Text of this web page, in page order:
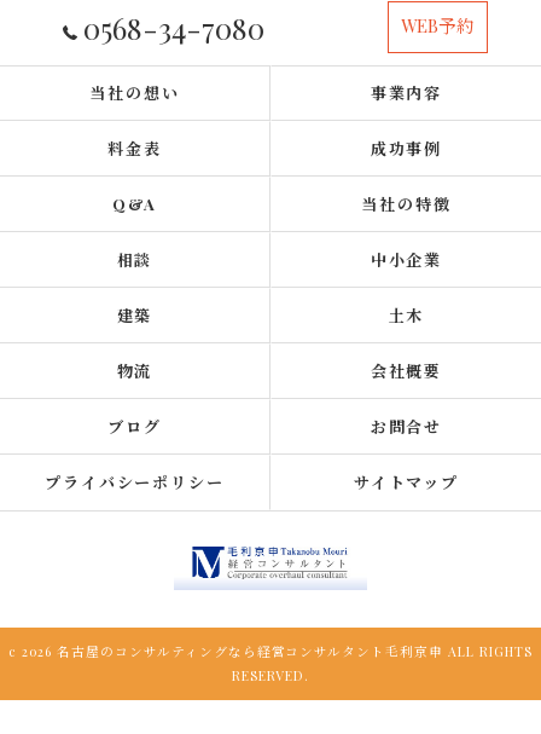
0568-34-7080 WEB予約
当社の想い 事業内容
料金表 成功事例
Q&A 当社の特徴
相談 中小企業
建築 土木
物流 会社概要
ブログ お問合せ
プライバシーポリシー サイトマップ
c 2026 名古屋のコンサルティングなら経営コンサルタント毛利京申 ALL RIGHTS
RESERVED.